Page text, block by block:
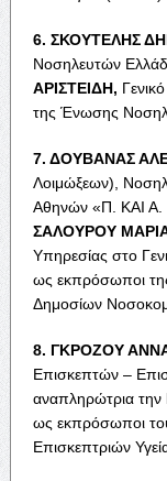
6. ΣΚΟΥΤΕΛΗΣΔ
Νοσηλευτών
ΑΡΙΣΤΕΙΔΗ,
της Ένωσης
7. ΔΟΥΒΑΝΑΣΑ
Λοιμώξεων),
Αθηνών «Π. ΚΑΙ Α.
ΣΑΛΟΥΡΟΥ Μ
Υπηρεσίας στο
ως εκπρόσωποι
Δημοσίων
8. ΓΚΡΟΖΟΥΑ
Επισκεπτών –
αναπληρώτρια την
ως εκπρόσωποι
Επισκεπτριών